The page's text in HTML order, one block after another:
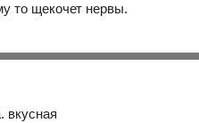
то щекочет нервы.
вкусная